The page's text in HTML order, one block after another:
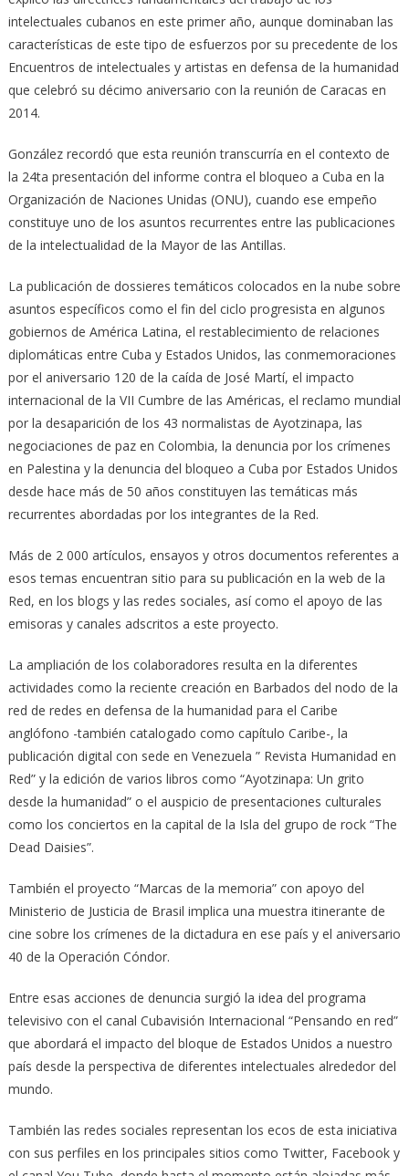
intelectuales cubanos en este primer año, aunque dominaban las
características de este tipo de esfuerzos por su precedente de los
Encuentros de intelectuales y artistas en defensa de la humanidad
que celebró su décimo aniversario con la reunión de Caracas en
2014.
González recordó que esta reunión transcurría en el contexto de
la 24ta presentación del informe contra el bloqueo a Cuba en la
Organización de Naciones Unidas (ONU), cuando ese empeño
constituye uno de los asuntos recurrentes entre las publicaciones
de la intelectualidad de la Mayor de las Antillas.
La publicación de dossieres temáticos colocados en la nube sobre
asuntos específicos como el fin del ciclo progresista en algunos
gobiernos de América Latina, el restablecimiento de relaciones
diplomáticas entre Cuba y Estados Unidos, las conmemoraciones
por el aniversario 120 de la caída de José Martí, el impacto
internacional de la VII Cumbre de las Américas, el reclamo mundial
por la desaparición de los 43 normalistas de Ayotzinapa, las
negociaciones de paz en Colombia, la denuncia por los crímenes
en Palestina y la denuncia del bloqueo a Cuba por Estados Unidos
desde hace más de 50 años constituyen las temáticas más
recurrentes abordadas por los integrantes de la Red.
Más de 2 000 artículos, ensayos y otros documentos referentes a
esos temas encuentran sitio para su publicación en la web de la
Red, en los blogs y las redes sociales, así como el apoyo de las
emisoras y canales adscritos a este proyecto.
La ampliación de los colaboradores resulta en la diferentes
actividades como la reciente creación en Barbados del nodo de la
red de redes en defensa de la humanidad para el Caribe
anglófono -también catalogado como capítulo Caribe-, la
publicación digital con sede en Venezuela ” Revista Humanidad en
Red” y la edición de varios libros como “Ayotzinapa: Un grito
desde la humanidad” o el auspicio de presentaciones culturales
como los conciertos en la capital de la Isla del grupo de rock “The
Dead Daisies”.
También el proyecto “Marcas de la memoria” con apoyo del
Ministerio de Justicia de Brasil implica una muestra itinerante de
cine sobre los crímenes de la dictadura en ese país y el aniversario
40 de la Operación Cóndor.
Entre esas acciones de denuncia surgió la idea del programa
televisivo con el canal Cubavisión Internacional “Pensando en red”
que abordará el impacto del bloque de Estados Unidos a nuestro
país desde la perspectiva de diferentes intelectuales alrededor del
mundo.
También las redes sociales representan los ecos de esta iniciativa
con sus perfiles en los principales sitios como Twitter, Facebook y